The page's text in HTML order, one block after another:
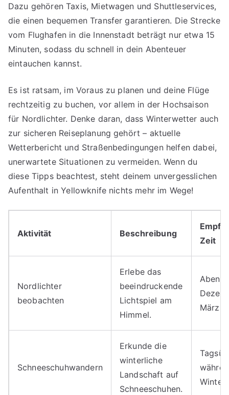
Dazu gehören Taxis, Mietwagen und Shuttleservices,
die einen bequemen Transfer garantieren. Die Strecke
vom Flughafen in die Innenstadt beträgt nur etwa 15
Minuten, sodass du schnell in dein Abenteuer
eintauchen kannst.
Es ist ratsam, im Voraus zu planen und deine Flüge
rechtzeitig zu buchen, vor allem in der Hochsaison
für Nordlichter. Denke daran, dass Winterwetter auch
zur sicheren Reiseplanung gehört – aktuelle
Wetterbericht und Straßenbedingungen helfen dabei,
unerwartete Situationen zu vermeiden. Wenn du
diese Tipps beachtest, steht deinem unvergesslichen
Aufenthalt in Yellowknife nichts mehr im Wege!
Aktivität Beschreibung
Zeit
Nordlichter
beobachten
Erlebe das
beeindruckende
Lichtspiel am
Himmel.
März
Schneeschuhwandern
Erkunde die
winterliche
Landschaft auf
Schneeschuhen.